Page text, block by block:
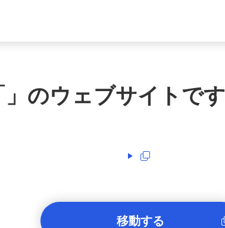
」のウェブサイトです
移動する